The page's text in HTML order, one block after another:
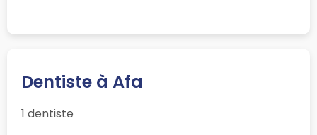
Dentiste à Afa
1 dentiste